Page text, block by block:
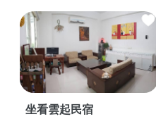
坐看雲起民宿